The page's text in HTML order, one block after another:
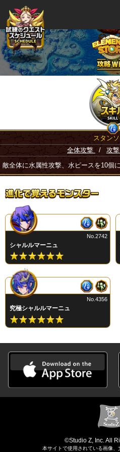
スタン
全体攻撃
/ 攻
敵全体に水属性攻撃、水ピースを10個
シャルルマーニュ
No.2742
究極シャルルマーニュ
No.4356
©Studio Z, Inc. All
本サイトで使用されている画像、